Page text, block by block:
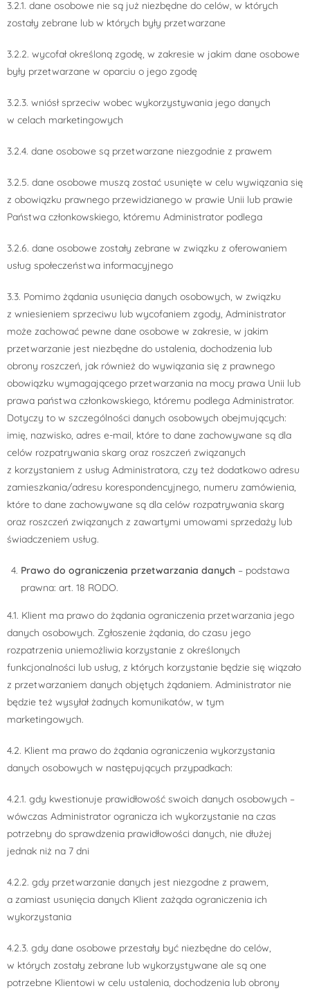
3.2.1. dane osobowe nie są już niezbędne do celów, w których
zostały zebrane lub w których były przetwarzane
3.2.2. wycofał określoną zgodę, w zakresie w jakim dane osobowe
były przetwarzane w oparciu o jego zgodę
3.2.3. wniósł sprzeciw wobec wykorzystywania jego danych
w celach marketingowych
3.2.4. dane osobowe są przetwarzane niezgodnie z prawem
3.2.5. dane osobowe muszą zostać usunięte w celu wywiązania się
z obowiązku prawnego przewidzianego w prawie Unii lub prawie
Państwa członkowskiego, któremu Administrator podlega
3.2.6. dane osobowe zostały zebrane w związku z oferowaniem
usług społeczeństwa informacyjnego
3.3. Pomimo żądania usunięcia danych osobowych, w związku
z wniesieniem sprzeciwu lub wycofaniem zgody, Administrator
może zachować pewne dane osobowe w zakresie, w jakim
przetwarzanie jest niezbędne do ustalenia, dochodzenia lub
obrony roszczeń, jak również do wywiązania się z prawnego
obowiązku wymagającego przetwarzania na mocy prawa Unii lub
prawa państwa członkowskiego, któremu podlega Administrator.
Dotyczy to w szczególności danych osobowych obejmujących:
imię, nazwisko, adres e-mail, które to dane zachowywane są dla
celów rozpatrywania skarg oraz roszczeń związanych
z korzystaniem z usług Administratora, czy też dodatkowo adresu
zamieszkania/adresu korespondencyjnego, numeru zamówienia,
które to dane zachowywane są dla celów rozpatrywania skarg
oraz roszczeń związanych z zawartymi umowami sprzedaży lub
świadczeniem usług.
Prawo do ograniczenia przetwarzania danych – podstawa
prawna: art. 18 RODO.
4.1. Klient ma prawo do żądania ograniczenia przetwarzania jego
danych osobowych. Zgłoszenie żądania, do czasu jego
rozpatrzenia uniemożliwia korzystanie z określonych
funkcjonalności lub usług, z których korzystanie będzie się wiązało
z przetwarzaniem danych objętych żądaniem. Administrator nie
będzie też wysyłał żadnych komunikatów, w tym
marketingowych.
4.2. Klient ma prawo do żądania ograniczenia wykorzystania
danych osobowych w następujących przypadkach:
4.2.1. gdy kwestionuje prawidłowość swoich danych osobowych –
wówczas Administrator ogranicza ich wykorzystanie na czas
potrzebny do sprawdzenia prawidłowości danych, nie dłużej
jednak niż na 7 dni
4.2.2. gdy przetwarzanie danych jest niezgodne z prawem,
a zamiast usunięcia danych Klient zażąda ograniczenia ich
wykorzystania
4.2.3. gdy dane osobowe przestały być niezbędne do celów,
w których zostały zebrane lub wykorzystywane ale są one
potrzebne Klientowi w celu ustalenia, dochodzenia lub obrony